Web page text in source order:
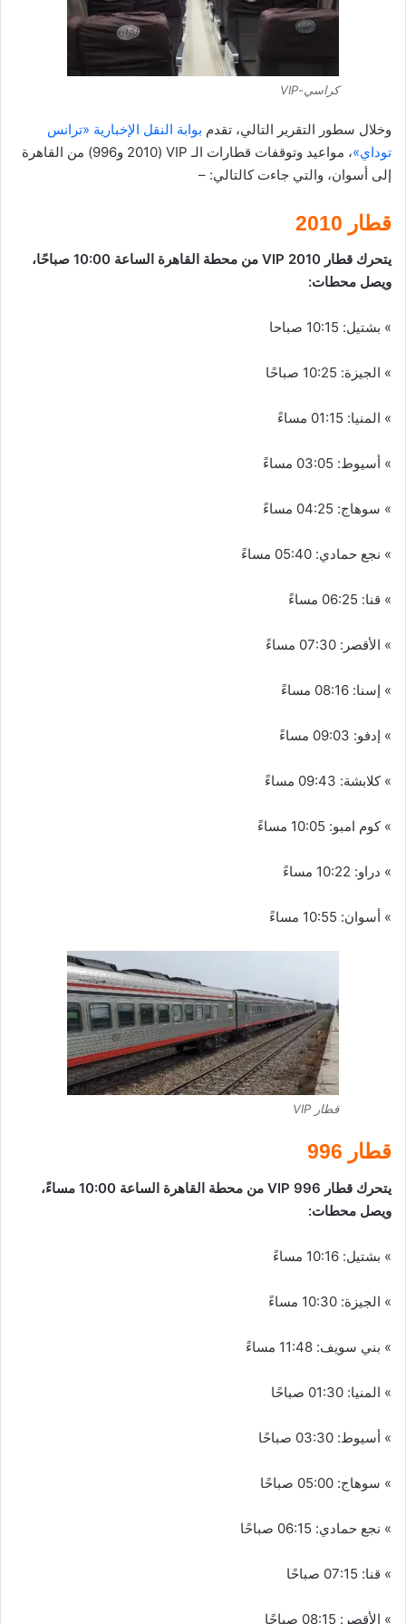
كراسي-VIP
وخلال سطور التقرير التالي، تقدم بوابة النقل الإخبارية «ترانس
توداي»
، مواعيد وتوقفات قطارات الـ VIP (2010 و996) من القاهرة
إلى أسوان، والتي جاءت كالتالي: –
قطار 2010
يتحرك قطار 2010 VIP من محطة القاهرة الساعة 10:00 صباحًا،
ويصل محطات:
» بشتيل: 10:15 صباحا
» الجيزة: 10:25 صباحًا
» المنيا: 01:15 مساءً
» أسيوط: 03:05 مساءً
» سوهاج: 04:25 مساءً
» نجع حمادي: 05:40 مساءً
» قنا: 06:25 مساءً
» الأقصر: 07:30 مساءً
» إسنا: 08:16 مساءً
» إدفو: 09:03 مساءً
» كلابشة: 09:43 مساءً
» كوم امبو: 10:05 مساءً
» دراو: 10:22 مساءً
» أسوان: 10:55 مساءً
قطار VIP
قطار 996
يتحرك قطار 996 VIP من محطة القاهرة الساعة 10:00 مساءً،
ويصل محطات:
» بشتيل: 10:16 مساءً
» الجيزة: 10:30 مساءً
» بني سويف: 11:48 مساءً
» المنيا: 01:30 صباحًا
» أسيوط: 03:30 صباحًا
» سوهاج: 05:00 صباحًا
» نجع حمادي: 06:15 صباحًا
» قنا: 07:15 صباحًا
» الأقصر: 08:15 صباحًا